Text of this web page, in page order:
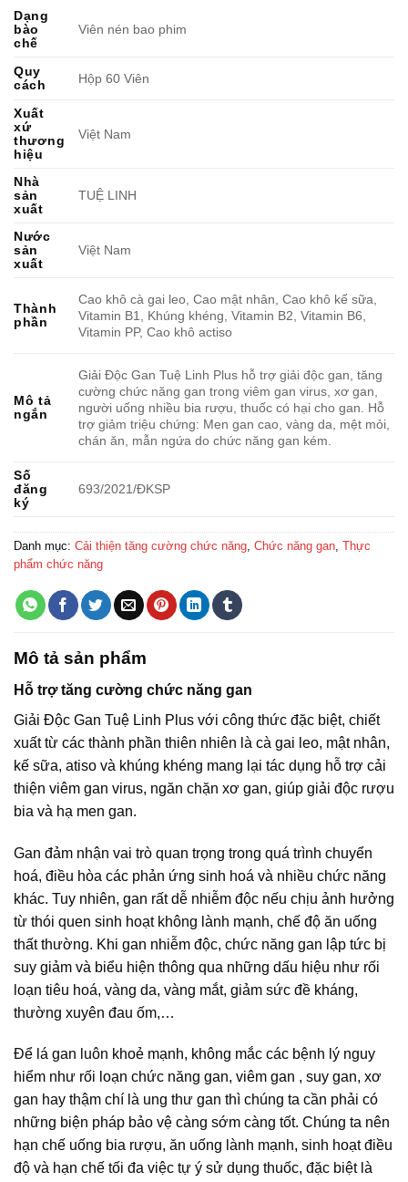
Dạng
bào
chế
Viên nén bao phim
Quy
cách
Hộp 60 Viên
Xuất
xứ
thương
hiệu
Việt Nam
Nhà
sản
xuất
TUỆ LINH
Nước
sản
xuất
Việt Nam
Thành
phần
Cao khô cà gai leo, Cao mật nhân, Cao khô kế sữa,
Vitamin B1, Khúng khéng, Vitamin B2, Vitamin B6,
Vitamin PP, Cao khô actiso
Mô tả
ngắn
Giải Độc Gan Tuệ Linh Plus hỗ trợ giải độc gan, tăng
cường chức năng gan trong viêm gan virus, xơ gan,
người uống nhiều bia rượu, thuốc có hại cho gan. Hỗ
trợ giảm triệu chứng: Men gan cao, vàng da, mệt mỏi,
chán ăn, mẫn ngứa do chức năng gan kém.
Số
đăng
ký
693/2021/ĐKSP
Danh mục: Cải thiện tăng cường chức năng, Chức năng gan, Thực
phẩm chức năng
Mô tả sản phẩm
Hỗ trợ tăng cường chức năng gan
Giải Độc Gan Tuệ Linh Plus với công thức đặc biệt, chiết
xuất từ các thành phần thiên nhiên là cà gai leo, mật nhân,
kế sữa, atiso và khúng khéng mang lại tác dụng hỗ trợ cải
thiện viêm gan virus, ngăn chặn xơ gan, giúp giải độc rượu
bia và hạ men gan.
Gan đảm nhận vai trò quan trọng trong quá trình chuyển
hoá, điều hòa các phản ứng sinh hoá và nhiều chức năng
khác. Tuy nhiên, gan rất dễ nhiễm độc nếu chịu ảnh hưởng
từ thói quen sinh hoạt không lành mạnh, chế độ ăn uống
thất thường. Khi gan nhiễm độc, chức năng gan lập tức bị
suy giảm và biểu hiện thông qua những dấu hiệu như rối
loạn tiêu hoá, vàng da, vàng mắt, giảm sức đề kháng,
thường xuyên đau ốm,…
Để lá gan luôn khoẻ mạnh, không mắc các bệnh lý nguy
hiểm như rối loạn chức năng gan, viêm gan , suy gan, xơ
gan hay thậm chí là ung thư gan thì chúng ta cần phải có
những biện pháp bảo vệ càng sớm càng tốt. Chúng ta nên
hạn chế uống bia rượu, ăn uống lành mạnh, sinh hoạt điều
độ và hạn chế tối đa việc tự ý sử dụng thuốc, đặc biệt là